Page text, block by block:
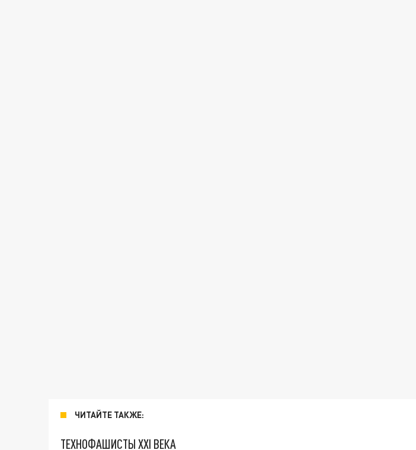
ЧИТАЙТЕ ТАКЖЕ:
ТЕХНОФАШИСТЫ XXI ВЕКА